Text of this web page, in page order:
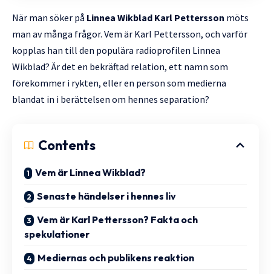
När man söker på Linnea Wikblad Karl Pettersson möts
man av många frågor. Vem är Karl Pettersson, och varför
kopplas han till den populära radioprofilen Linnea
Wikblad? Är det en bekräftad relation, ett namn som
förekommer i rykten, eller en person som medierna
blandat in i berättelsen om hennes separation?
Contents
Vem är Linnea Wikblad?
Senaste händelser i hennes liv
Vem är Karl Pettersson? Fakta och
spekulationer
Mediernas och publikens reaktion